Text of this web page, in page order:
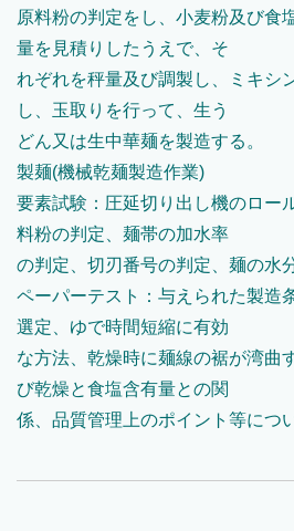
原料粉の判定をし、小麦粉及び食
量を見積りしたうえで、そ
れぞれを秤量及び調製し、ミキシ
し、玉取りを行って、生う
どん又は生中華麺を製造する。
製麺(機械乾麺製造作業)
要素試験：圧延切り出し機のロー
料粉の判定、麺帯の加水率
の判定、切刃番号の判定、麺の水
ペーパーテスト：与えられた製造
選定、ゆで時間短縮に有効
な方法、乾燥時に麺線の裾が湾曲
び乾燥と食塩含有量との関
係、品質管理上のポイント等につ